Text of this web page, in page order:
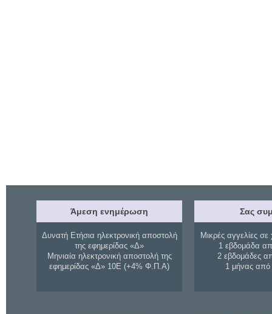
Άμεση ενημέρωση
Δυνατή Ετήσια ηλεκτρονική αποστολή
της εφημερίδας «Δ»
Μηνιαία ηλεκτρονική αποστολή της
εφημερίδας «Δ» 10Ε (+4% Φ.Π.Α)
Σας
Μικρές αγγελίες σε
1 εβδομάδα
2 εβδομάδες
1 μήνας